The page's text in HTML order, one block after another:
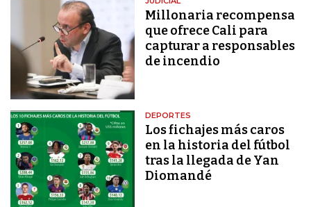
Millonaria recompensa
que ofrece Cali para
capturar a responsables
de incendio
DEPORTES
Los fichajes más caros
en la historia del fútbol
tras la llegada de Yan
Diomandé